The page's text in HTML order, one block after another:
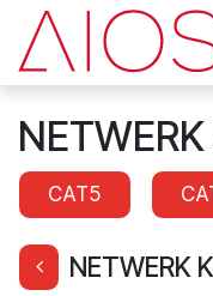
Se rendre au contenu
CAT5
NETWERK